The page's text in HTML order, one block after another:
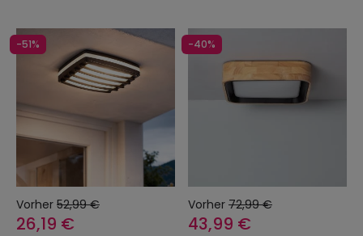
-51%
Vorher 52,99 €
26,19 €
-40%
Vorher 72,99 €
43,99 €